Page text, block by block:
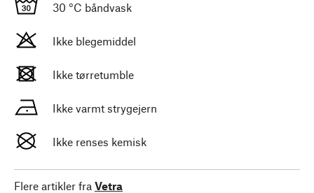
30 °C båndvask
Ikke blegemiddel
Ikke tørretumble
Ikke varmt strygejern
Ikke renses kemisk
Flere artikler fra Vetra